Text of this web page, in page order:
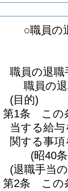
○職員の
職員の退
職員の
(目的)
第1条
この
当する給
関する事
(昭40
(退職手当
第2条
この